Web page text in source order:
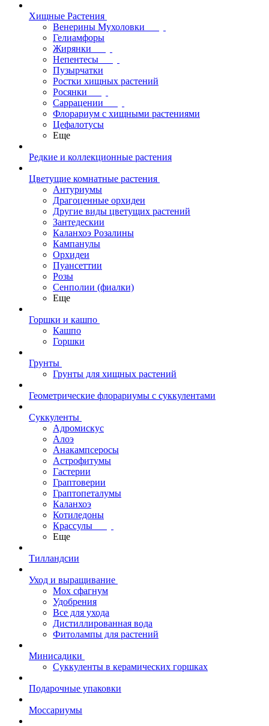
Хищные Растения
Венерины Мухоловки
Гелиамфоры
Жирянки
Непентесы
Пузырчатки
Ростки хищных растений
Росянки
Саррацении
Флорариум с хищными растениями
Цефалотусы
Еще
Редкие и коллекционные растения
Цветущие комнатные растения
Антуриумы
Драгоценные орхидеи
Другие виды цветущих растений
Зантедескии
Каланхоэ Розалины
Кампанулы
Орхидеи
Пуансеттии
Розы
Сенполии (фиалки)
Еще
Горшки и кашпо
Кашпо
Горшки
Грунты
Грунты для хищных растений
Геометрические флорариумы с суккулентами
Суккуленты
Адромискус
Алоэ
Анакампсеросы
Астрофитумы
Гастерии
Граптоверии
Граптопеталумы
Каланхоэ
Котиледоны
Крассулы
Еще
Тилландсии
Уход и выращивание
Мох сфагнум
Удобрения
Все для ухода
Дистиллированная вода
Фитолампы для растений
Минисадики
Суккуленты в керамических горшках
Подарочные упаковки
Моссариумы